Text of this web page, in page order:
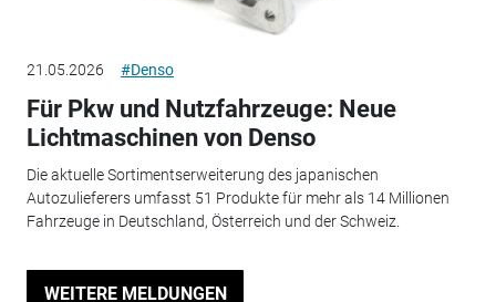
21.05.2026 #Denso
Für Pkw und Nutzfahrzeuge: Neue
Lichtmaschinen von Denso
Die aktuelle Sortimentserweiterung des japanischen
Autozulieferers umfasst 51 Produkte für mehr als 14 Millionen
Fahrzeuge in Deutschland, Österreich und der Schweiz.
WEITERE MELDUNGEN